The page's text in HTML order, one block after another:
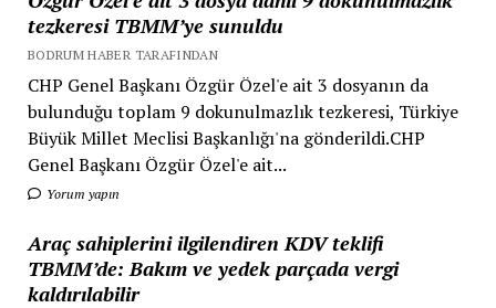
tezkeresi TBMM’ye sunuldu
BODRUM HABER TARAFINDAN
CHP Genel Başkanı Özgür Özel'e ait 3 dosyanın da
bulunduğu toplam 9 dokunulmazlık tezkeresi, Türkiye
Büyük Millet Meclisi Başkanlığı'na gönderildi.CHP
Genel Başkanı Özgür Özel'e ait...
Yorum yapın
Araç sahiplerini ilgilendiren KDV teklifi
TBMM’de: Bakım ve yedek parçada vergi
kaldırılabilir